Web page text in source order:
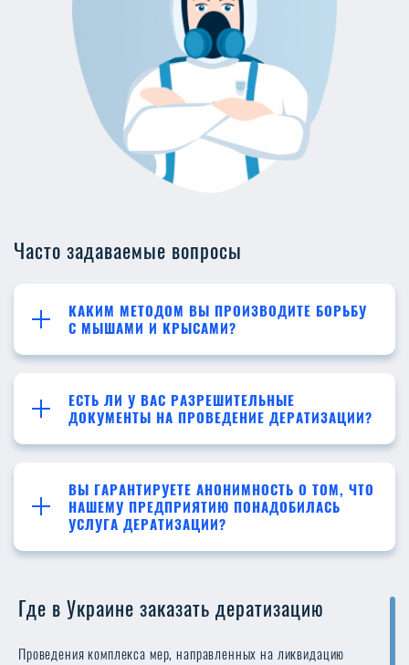
Часто задаваемые вопросы
КАКИМ МЕТОДОМ ВЫ ПРОИЗВОДИТЕ БОРЬБУ
С МЫШАМИ И КРЫСАМИ?
ЕСТЬ ЛИ У ВАС РАЗРЕШИТЕЛЬНЫЕ
ДОКУМЕНТЫ НА ПРОВЕДЕНИЕ ДЕРАТИЗАЦИИ?
ВЫ ГАРАНТИРУЕТЕ АНОНИМНОСТЬ О ТОМ, ЧТО
НАШЕМУ ПРЕДПРИЯТИЮ ПОНАДОБИЛАСЬ
УСЛУГА ДЕРАТИЗАЦИИ?
Где в Украине заказать дератизацию
Проведения комплекса мер, направленных на ликвидацию